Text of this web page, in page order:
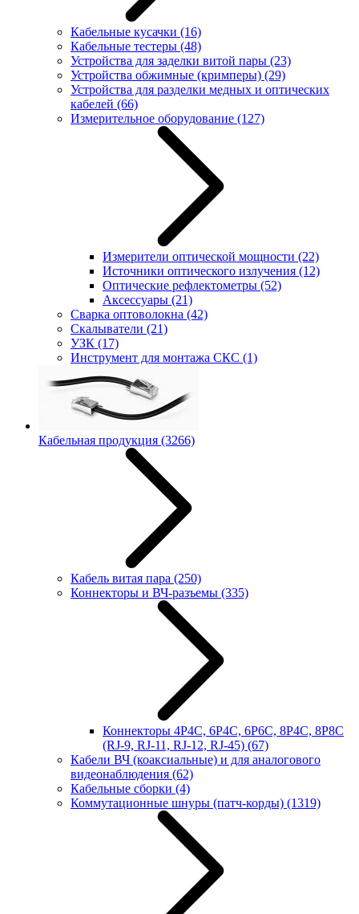
Кабельные кусачки (16)
Кабельные тестеры (48)
Устройства для заделки витой пары (23)
Устройства обжимные (кримперы) (29)
Устройства для разделки медных и оптических
кабелей (66)
Измерительное оборудование (127)
Измерители оптической мощности (22)
Источники оптического излучения (12)
Оптические рефлектометры (52)
Аксессуары (21)
Сварка оптоволокна (42)
Скалыватели (21)
УЗК (17)
Инструмент для монтажа СКС (1)
Кабельная продукция (3266)
Кабель витая пара (250)
Коннекторы и ВЧ-разъемы (335)
Коннекторы 4P4C, 6P4C, 6P6C, 8P4C, 8P8C
(RJ-9, RJ-11, RJ-12, RJ-45) (67)
Кабели ВЧ (коаксиальные) и для аналогового
видеонаблюдения (62)
Кабельные сборки (4)
Коммутационные шнуры (патч-корды) (1319)